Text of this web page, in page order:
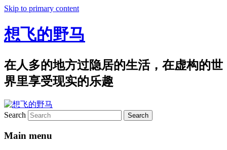
Skip to primary content
想飞的野马
在人多的地方过隐居的生活，在虚构的世
界里享受现实的乐趣
Search
Main menu